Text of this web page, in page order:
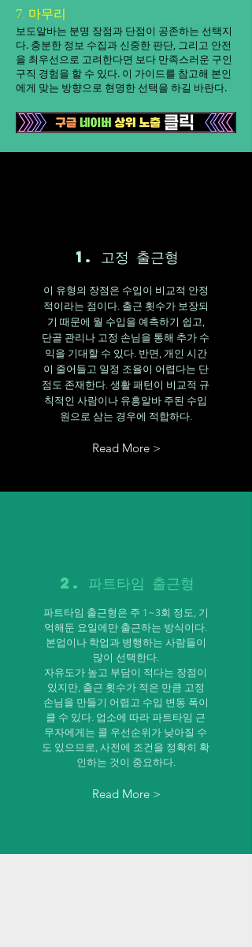
7. 마무리
보도알바는 분명 장점과 단점이 공존하는 선택지
다. 충분한 정보 수집과 신중한 판단, 그리고 안전
을 최우선으로 고려한다면 보다 만족스러운 구인
구직 경험을 할 수 있다. 이 가이드를 참고해 본인
에게 맞는 방향으로 현명한 선택을 하길 바란다.
1. 고정 출근형
이 유형의 장점은 수입이 비교적 안정
적이라는 점이다. 출근 횟수가 보장되
기 때문에 월 수입을 예측하기 쉽고,
단골 관리나 고정 손님을 통해 추가 수
익을 기대할 수 있다. 반면, 개인 시간
이 줄어들고 일정 조율이 어렵다는 단
점도 존재한다. 생활 패턴이 비교적 규
칙적인 사람이나 유흥알바 주된 수입
원으로 삼는 경우에 적합하다.
Read More >
2. 파트타임 출근형
파트타임 출근형은 주 1~3회 정도, 기
억해둔 요일에만 출근하는 방식이다.
본업이나 학업과 병행하는 사람들이
많이 선택한다.
자유도가 높고 부담이 적다는 장점이
있지만, 출근 횟수가 적은 만큼 고정
손님을 만들기 어렵고 수입 변동 폭이
클 수 있다. 업소에 따라 파트타임 근
무자에게는 콜 우선순위가 낮아질 수
도 있으므로, 사전에 조건을 정확히 확
인하는 것이 중요하다.
Read More >